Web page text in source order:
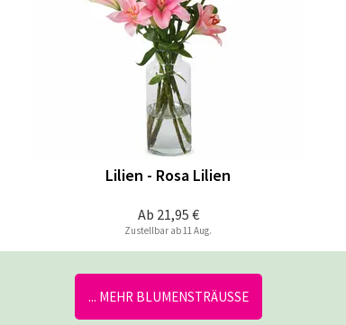
Ab 21,95 €
Lilien - Rosa Lilien
Zustellbar ab 11 Aug.
... MEHR BLUMENSTRÄUSSE